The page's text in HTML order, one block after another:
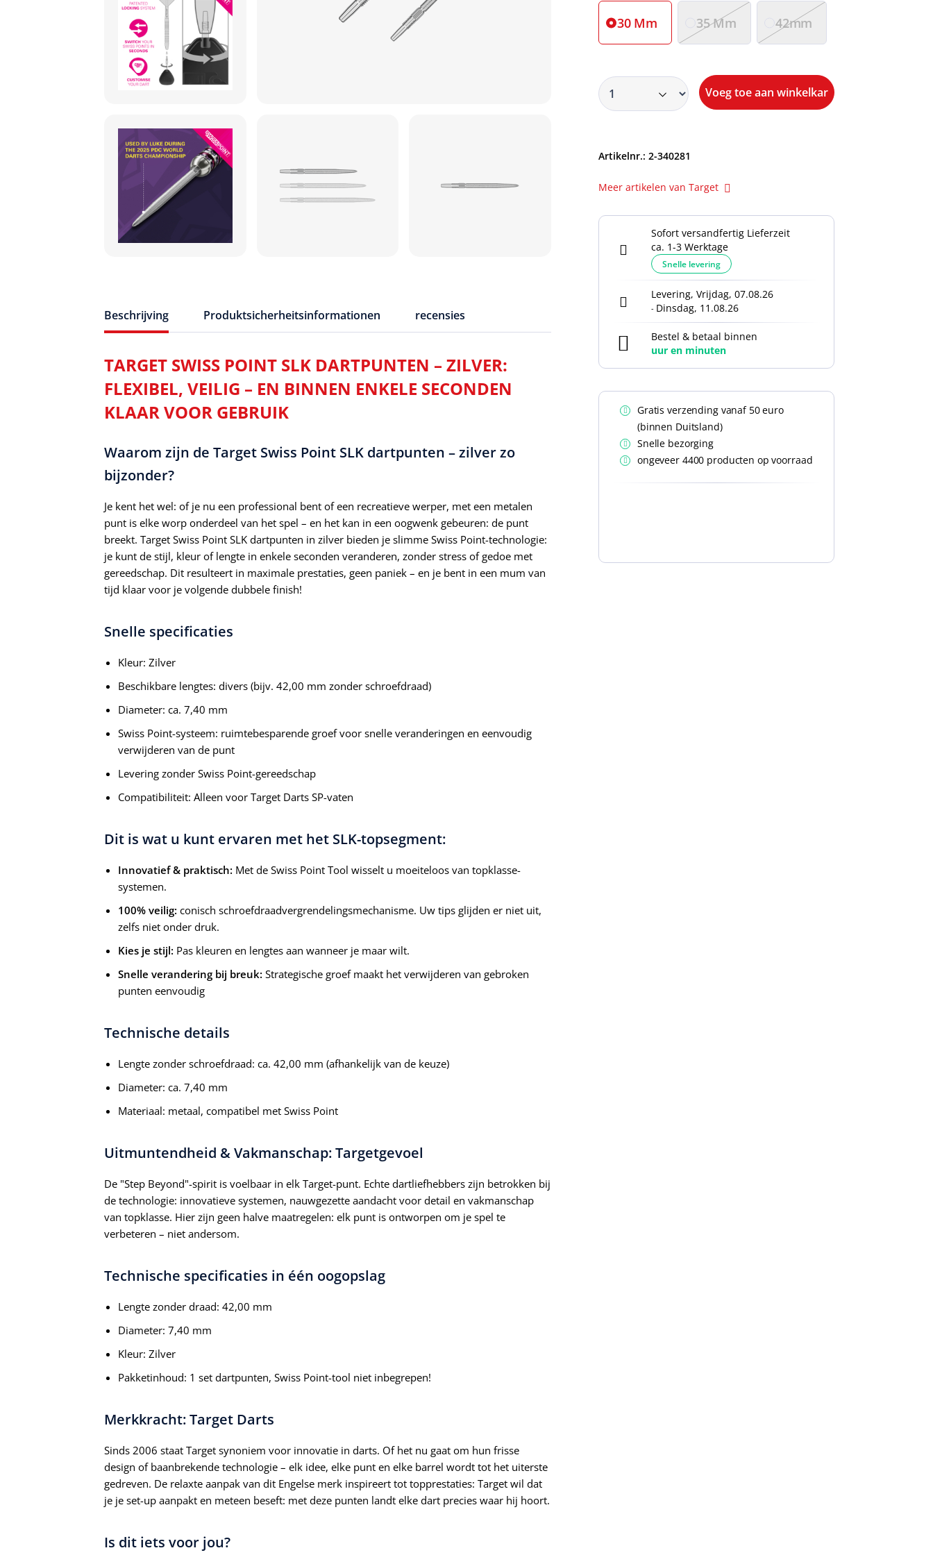
Beschrijving Produktsicherheitsinformationen recensies
TARGET SWISS POINT SLK DARTPUNTEN – ZILVER:
FLEXIBEL, VEILIG – EN BINNEN ENKELE SECONDEN
KLAAR VOOR GEBRUIK
Waarom zijn de Target Swiss Point SLK dartpunten – zilver zo
bijzonder?
Je kent het wel: of je nu een professional bent of een recreatieve werper, met een metalen
punt is elke worp onderdeel van het spel – en het kan in een oogwenk gebeuren: de punt
breekt. Target Swiss Point SLK dartpunten in zilver bieden je slimme Swiss Point-technologie:
je kunt de stijl, kleur of lengte in enkele seconden veranderen, zonder stress of gedoe met
gereedschap. Dit resulteert in maximale prestaties, geen paniek – en je bent in een mum van
tijd klaar voor je volgende dubbele finish!
Snelle specificaties
Kleur: Zilver
Beschikbare lengtes: divers (bijv. 42,00 mm zonder schroefdraad)
Diameter: ca. 7,40 mm
Swiss Point-systeem: ruimtebesparende groef voor snelle veranderingen en eenvoudig
verwijderen van de punt
Levering zonder Swiss Point-gereedschap
Compatibiliteit: Alleen voor Target Darts SP-vaten
Dit is wat u kunt ervaren met het SLK-topsegment:
Innovatief & praktisch: Met de Swiss Point Tool wisselt u moeiteloos van topklasse-
systemen.
100% veilig: conisch schroefdraadvergrendelingsmechanisme. Uw tips glijden er niet uit,
zelfs niet onder druk.
Kies je stijl: Pas kleuren en lengtes aan wanneer je maar wilt.
Snelle verandering bij breuk: Strategische groef maakt het verwijderen van gebroken
punten eenvoudig
Technische details
Lengte zonder schroefdraad: ca. 42,00 mm (afhankelijk van de keuze)
Diameter: ca. 7,40 mm
Materiaal: metaal, compatibel met Swiss Point
Uitmuntendheid & Vakmanschap: Targetgevoel
De "Step Beyond"-spirit is voelbaar in elk Target-punt. Echte dartliefhebbers zijn betrokken bij
de technologie: innovatieve systemen, nauwgezette aandacht voor detail en vakmanschap
van topklasse. Hier zijn geen halve maatregelen: elk punt is ontworpen om je spel te
verbeteren – niet andersom.
Technische specificaties in één oogopslag
Lengte zonder draad: 42,00 mm
Diameter: 7,40 mm
Kleur: Zilver
Pakketinhoud: 1 set dartpunten, Swiss Point-tool niet inbegrepen!
Merkkracht: Target Darts
Sinds 2006 staat Target synoniem voor innovatie in darts. Of het nu gaat om hun frisse
design of baanbrekende technologie – elk idee, elke punt en elke barrel wordt tot het uiterste
gedreven. De relaxte aanpak van dit Engelse merk inspireert tot topprestaties: Target wil dat
je je set-up aanpakt en meteen beseft: met deze punten landt elke dart precies waar hij hoort.
Is dit iets voor jou?
30 Mm 35 Mm 42mm
Voeg toe aan winkelkar
Artikelnr.: 2-340281
Meer artikelen van Target
Sofort versandfertig Lieferzeit
ca. 1-3 Werktage
Snelle levering
Levering, Vrijdag, 07.08.26
- Dinsdag, 11.08.26
Bestel & betaal binnen
uur en minuten
Gratis verzending vanaf 50 euro
(binnen Duitsland)
Snelle bezorging
ongeveer 4400 producten op voorraad